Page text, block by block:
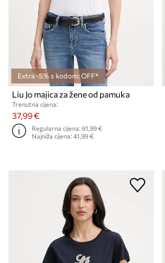
Extra -5% s kodom: OFF*
Liu Jo majica za žene od pamuka
Trenutna cijena:
37,99 €
Regularna cijena:61,99 €
Najniža cijena:41,99 €